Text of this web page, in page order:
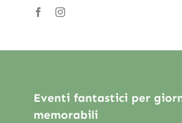
Eventi fantastici per
memorabili